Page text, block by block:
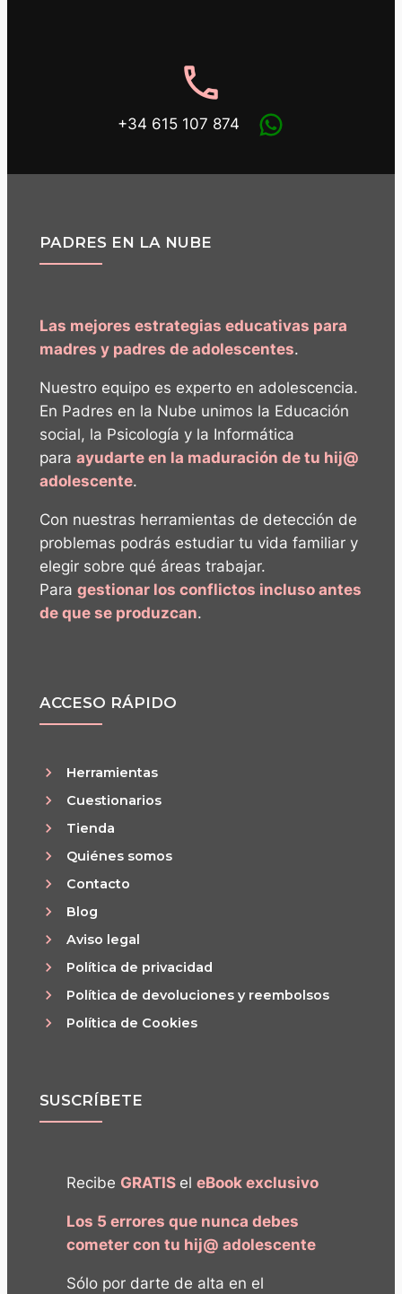
phone
+34 615 107 874
PADRES EN LA NUBE
Las mejores estrategias educativas para
madres y padres de adolescentes.
Nuestro equipo es experto en adolescencia.
En Padres en la Nube unimos la Educación
social, la Psicología y la Informática
para ayudarte en la maduración de tu hij@
adolescente.
Con nuestras herramientas de detección de
problemas podrás estudiar tu vida familiar y
elegir sobre qué áreas trabajar.
Para gestionar los conflictos incluso antes
de que se produzcan.
ACCESO RÁPIDO
Herramientas
Cuestionarios
Tienda
Quiénes somos
Contacto
Blog
Aviso legal
Política de privacidad
Política de devoluciones y reembolsos
Política de Cookies
SUSCRÍBETE
Recibe GRATIS el eBook exclusivo
Los 5 errores que nunca debes
cometer con tu hij@ adolescente
Sólo por darte de alta en el